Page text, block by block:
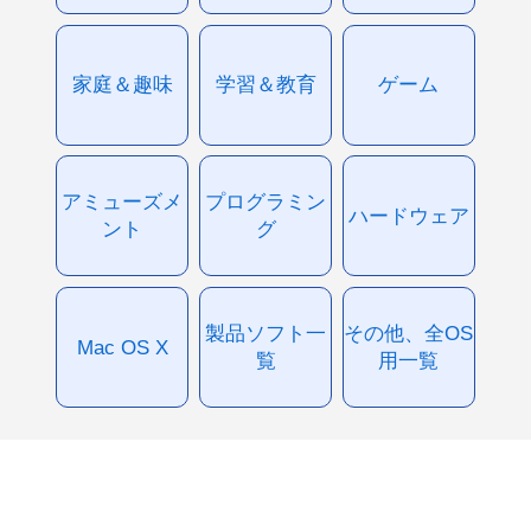
家庭＆趣味 学習＆教育 ゲーム
アミューズメ
ント
プログラミン
グ
ハードウェア
Mac OS X
製品ソフト一
覧
その他、全OS
用一覧